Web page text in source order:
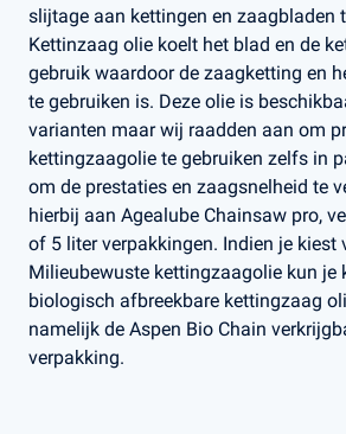
slijtage aan kettingen en zaagbladen
Kettinzaag olie koelt het blad en de
gebruik waardoor de zaagketting en
te gebruiken is. Deze olie is
varianten maar wij raadden aan om
kettingzaagolie te gebruiken zelfs in
om de prestaties en zaagsnelheid te
hierbij aan Agealube Chainsaw pro,
of 5 liter verpakkingen. Indien je kiest
Milieubewuste kettingzaagolie kun je
biologisch afbreekbare kettingzaag
namelijk de Aspen Bio Chain
verpakking.